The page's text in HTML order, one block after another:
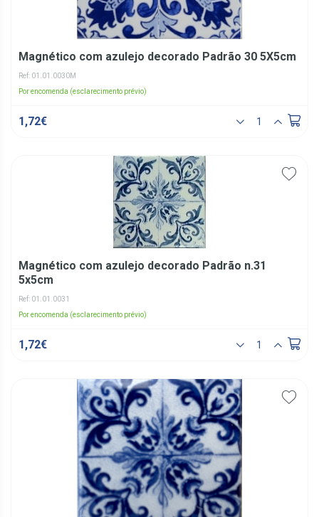
Magnético com azulejo decorado Padrão 30 5X5cm
Ref: 01.01.0030M
Por encomenda (esclarecimento prévio)
1,72€
Magnético com azulejo decorado Padrão n.31
5x5cm
Ref: 01.01.0031
Por encomenda (esclarecimento prévio)
1,72€